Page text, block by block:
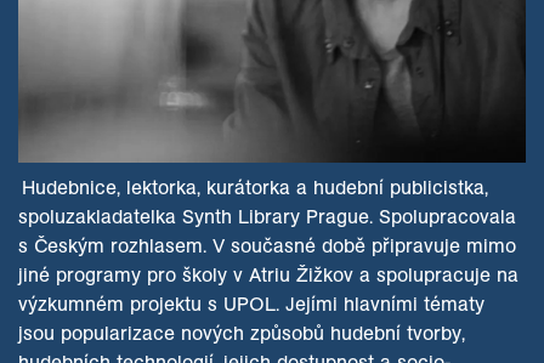
Hudebnice, lektorka, kurátorka a hudební publicistka,
spoluzakladatelka Synth Library Prague. Spolupracovala
s Českým rozhlasem. V současné době připravuje mimo
jiné programy pro školy v Atriu Žižkov a spolupracuje na
výzkumném projektu s UPOL. Jejími hlavními tématy
jsou popularizace nových způsobů hudební tvorby,